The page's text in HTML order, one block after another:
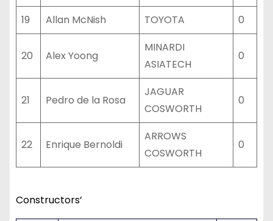
19 Allan McNish TOYOTA 0
20 Alex Yoong
MINARDI
ASIATECH
0
21 Pedro de la Rosa
JAGUAR
COSWORTH
0
22 Enrique Bernoldi
ARROWS
COSWORTH
0
Constructors’